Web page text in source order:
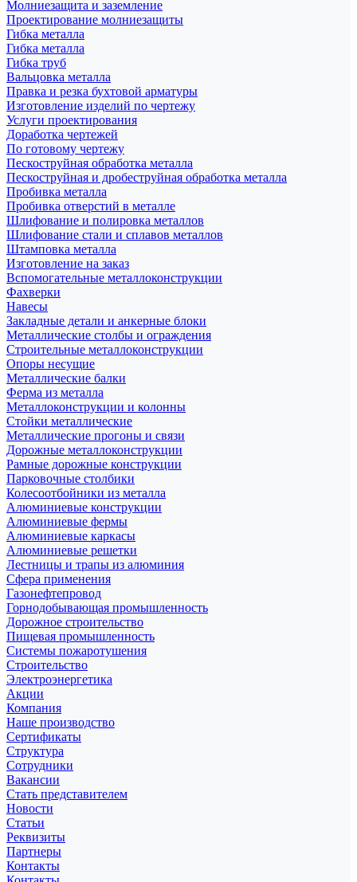
Молниезащита и заземление
Проектирование молниезащиты
Гибка металла
Гибка металла
Гибка труб
Вальцовка металла
Правка и резка бухтовой арматуры
Изготовление изделий по чертежу
Услуги проектирования
Доработка чертежей
По готовому чертежу
Пескоструйная обработка металла
Пескоструйная и дробеструйная обработка металла
Пробивка металла
Пробивка отверстий в металле
Шлифование и полировка металлов
Шлифование стали и сплавов металлов
Штамповка металла
Изготовление на заказ
Вспомогательные металлоконструкции
Фахверки
Навесы
Закладные детали и анкерные блоки
Металлические столбы и ограждения
Строительные металлоконструкции
Опоры несущие
Металлические балки
Ферма из металла
Металлоконструкции и колонны
Стойки металлические
Металлические прогоны и связи
Дорожные металлоконструкции
Рамные дорожные конструкции
Парковочные столбики
Колесоотбойники из металла
Алюминиевые конструкции
Алюминиевые фермы
Алюминиевые каркасы
Алюминиевые решетки
Лестницы и трапы из алюминия
Сфера применения
Газонефтепровод
Горнодобывающая промышленность
Дорожное строительство
Пищевая промышленность
Системы пожаротушения
Строительство
Электроэнергетика
Акции
Компания
Наше производство
Сертификаты
Структура
Сотрудники
Вакансии
Стать представителем
Новости
Статьи
Реквизиты
Партнеры
Контакты